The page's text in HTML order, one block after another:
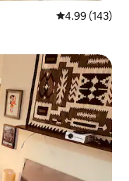
Calificación
4.99 (143)